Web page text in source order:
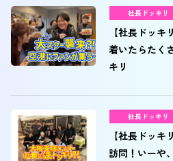
社長ドッキリ
【社長ドッ
着いたらたく
キリ
社長ドッキリ
【社長ドッキ
訪問！いーや